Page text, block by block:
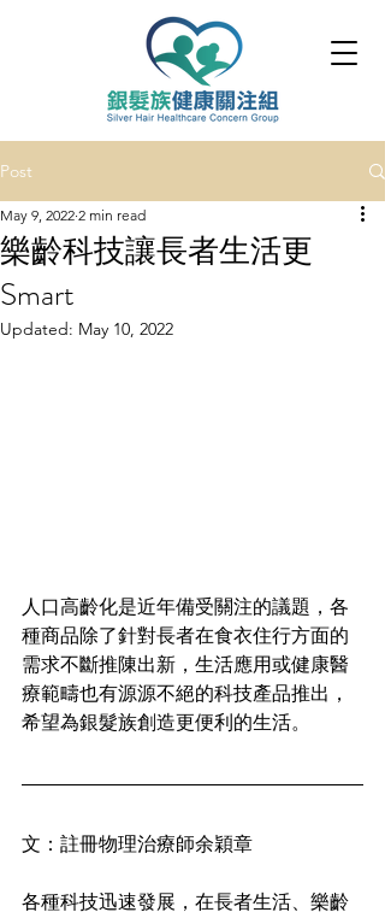
Post
樂齡科技讓長者生活更
Smart
May 9, 2022 2 min read
Updated: May 10, 2022
人口高齡化是近年備受關注的議題，各
種商品除了針對長者在食衣住行方面的
需求不斷推陳出新，生活應用或健康醫
療範疇也有源源不絕的科技產品推出，
希望為銀髮族創造更便利的生活。
文：註冊物理治療師余穎章
各種科技迅速發展，在長者生活、樂齡